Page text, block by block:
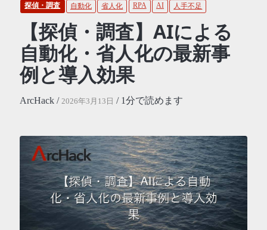
探偵・調査 自動化 省人化 RPA AI 人手不足
【探偵・調査】AIによる
自動化・省人化の最新事
例と導入効果
ArcHack / 2026年3月13日 / 1分で読めます